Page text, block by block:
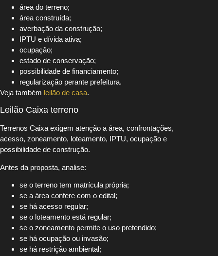
área do terreno;
área construída;
averbação da construção;
IPTU e dívida ativa;
ocupação;
estado de conservação;
possibilidade de financiamento;
regularização perante prefeitura.
Veja também leilão de casa.
Leilão Caixa terreno
Terrenos Caixa exigem atenção a área, confrontações,
acesso, zoneamento, loteamento, IPTU, ocupação e
possibilidade de construção.
Antes da proposta, analise:
se o terreno tem matrícula própria;
se a área confere com o edital;
se há acesso regular;
se o loteamento está regular;
se o zoneamento permite o uso pretendido;
se há ocupação ou invasão;
se há restrição ambiental;